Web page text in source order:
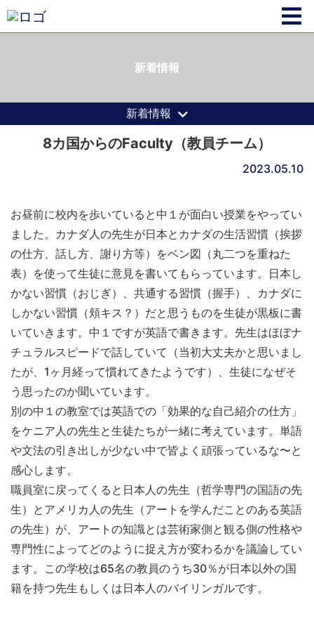
新着情報
新着情報
8カ国からのFaculty（教員チーム）
2023.05.10
お昼前に校内を歩いていると中１が面白い授業をやってい
ました。カナダ人の先生が日本とカナダの生活習慣（挨拶
の仕方、話し方、謝り方等）をベン図（丸二つを重ねた
表）を使って生徒に意見を書いてもらっています。日本し
かない習慣（おじぎ）、共通する習慣（握手）、カナダに
しかない習慣（頬キス？）だと思うものを生徒が黒板に書
いていきます。中１ですが英語で書きます。先生はほぼナ
チュラルスピードで話していて（当初大丈夫かと思いまし
たが、1ヶ月経って慣れてきたようです）、生徒になぜそ
う思ったのか聞いています。
別の中１の教室では英語での「効果的な自己紹介の仕方」
をケニア人の先生と生徒たちが一緒に考えています。単語
や文法の引き出しが少ない中で皆よく頑張っているな〜と
感心します。
職員室に戻ってくると日本人の先生（哲学専門の国語の先
生）とアメリカ人の先生（アートを学んだことのある英語
の先生）が、アートの知識とは芸術家側と観る側の性格や
専門性によってどのように捉え方が変わるかを議論してい
ます。この学校は65名の教員のうち30％が日本以外の国
籍を持つ先生もしくは日本人のバイリンガルです。